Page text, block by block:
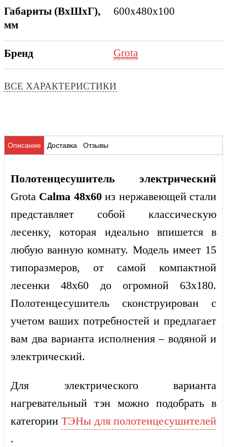
Габариты (ВхШхГ),
мм
600x480x100
Бренд Grota
ВСЕ ХАРАКТЕРИСТИКИ
Описание Доставка Отзывы
Полотенцесушитель электрический
Grota Calma 48x60из нержавеющей стали
представляет собой классическую
лесенку,которая идеально впишется в
любую ванную комнату. Модель имеет 15
типоразмеров, от самой компактной
лесенки 48х60 до огромной 63х180.
Полотенцесушитель сконструирован с
учетом ваших потребностей и предлагает
вам два варианта исполнения – водяной и
электрический.
Для электрического варианта
нагревательный тэн можно подобрать в
категории ТЭНы для полотенцесушителей
.